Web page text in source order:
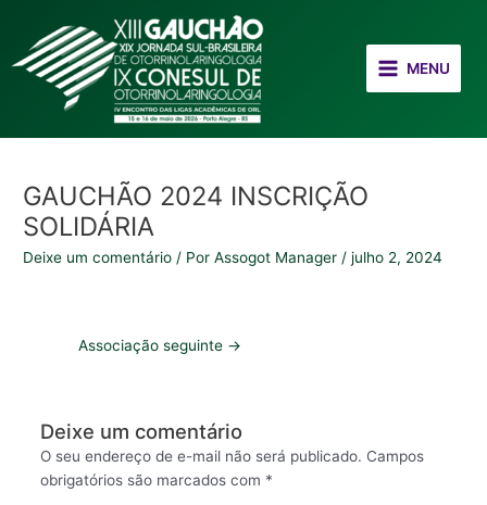
conteúdo
Menu
MENU
GAUCHÃO 2024 INSCRIÇÃO
SOLIDÁRIA
Deixe um comentário / PorAssogot Manager /julho 2, 2024
navigation
Associação seguinte →
Deixe um comentário
O seu endereço de e-mail não será publicado. Campos
obrigatórios são marcados com *